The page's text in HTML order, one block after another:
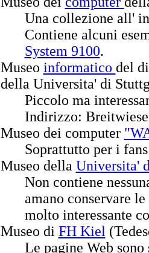
Una collezione all'
Contiene alcuni
System 9100.
Museo informatico del
della Universita' di
Piccolo ma
Indirizzo:
Museo dei computer
Soprattutto per i
Museo della Universita'
Non contiene
amano conservare
molto interessante
Museo di FH Kiel
Le pagine Web